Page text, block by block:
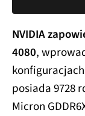
NVIDIA
4080,
posiada 9728
Micron